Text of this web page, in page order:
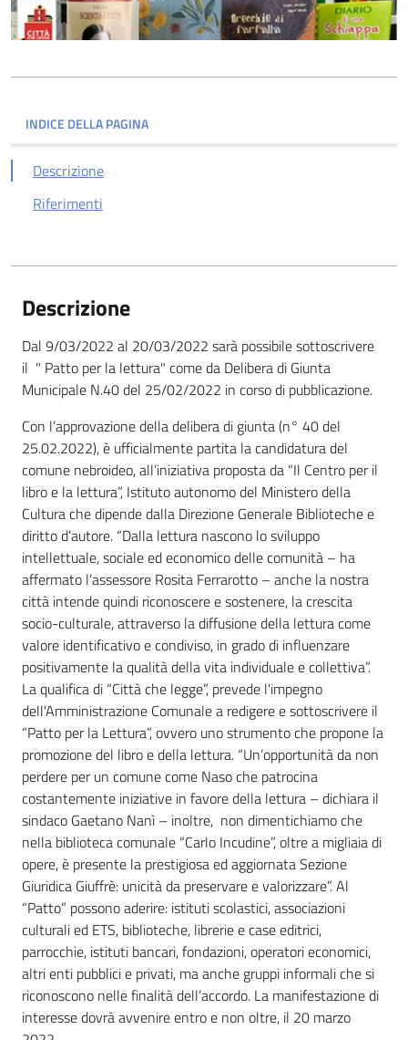
INDICE DELLA PAGINA
Descrizione
Riferimenti
Descrizione
Dal 9/03/2022 al 20/03/2022 sarà possibile sottoscrivere
il " Patto per la lettura" come da Delibera di Giunta
Municipale N.40 del 25/02/2022 in corso di pubblicazione.
Con l’approvazione della delibera di giunta (n° 40 del
25.02.2022), è ufficialmente partita la candidatura del
comune nebroideo, all’iniziativa proposta da “Il Centro per il
libro e la lettura”, Istituto autonomo del Ministero della
Cultura che dipende dalla Direzione Generale Biblioteche e
diritto d’autore. “Dalla lettura nascono lo sviluppo
intellettuale, sociale ed economico delle comunità – ha
affermato l’assessore Rosita Ferrarotto – anche la nostra
città intende quindi riconoscere e sostenere, la crescita
socio-culturale, attraverso la diffusione della lettura come
valore identificativo e condiviso, in grado di influenzare
positivamente la qualità della vita individuale e collettiva”.
La qualifica di “Città che legge”, prevede l'impegno
dell'Amministrazione Comunale a redigere e sottoscrivere il
“Patto per la Lettura”, ovvero uno strumento che propone la
promozione del libro e della lettura. “Un’opportunità da non
perdere per un comune come Naso che patrocina
costantemente iniziative in favore della lettura – dichiara il
sindaco Gaetano Nanì – inoltre, non dimentichiamo che
nella biblioteca comunale “Carlo Incudine”, oltre a migliaia di
opere, è presente la prestigiosa ed aggiornata Sezione
Giuridica Giuffrè: unicità da preservare e valorizzare”. Al
“Patto” possono aderire: istituti scolastici, associazioni
culturali ed ETS, biblioteche, librerie e case editrici,
parrocchie, istituti bancari, fondazioni, operatori economici,
altri enti pubblici e privati, ma anche gruppi informali che si
riconoscono nelle finalità dell’accordo. La manifestazione di
interesse dovrà avvenire entro e non oltre, il 20 marzo